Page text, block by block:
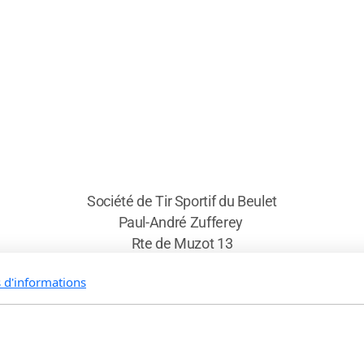
Société de Tir Sportif du Beulet
Paul-André Zufferey
Rte de Muzot 13
N°FST: 1.23.1.01.064
d'informations